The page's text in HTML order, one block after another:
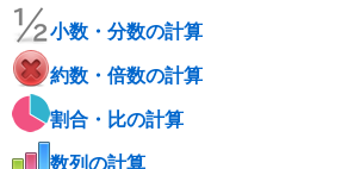
小数・分数の計算
約数・倍数の計算
割合・比の計算
数列の計算